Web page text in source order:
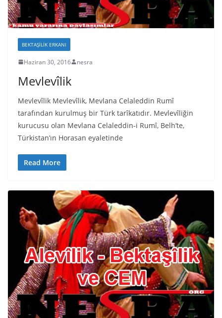
BEKTAŞILIK ERKANI
Haziran 30, 2016 nesra
Mevlevîlik
Mevlevîlik Mevlevîlik, Mevlana Celaleddin Rumî
tarafından kurulmuş bir Türk tarîkatıdır. Mevlevîliğin
kurucusu olan Mevlana Celaleddin-i Rumî, Belh’te,
Türkistan’ın Horasan eyaletinde
Read More